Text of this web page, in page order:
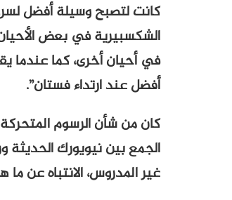
كانت لتصبح وسيلة أفضل
الشكسبيرية في بعض
في أحيان أخرى، كما عندما
أفضل عند ارتداء فستان”.
كان من شأن الرسوم
الجمع بين نيويورك الحديثة
غير المدروس، الانتباه عن